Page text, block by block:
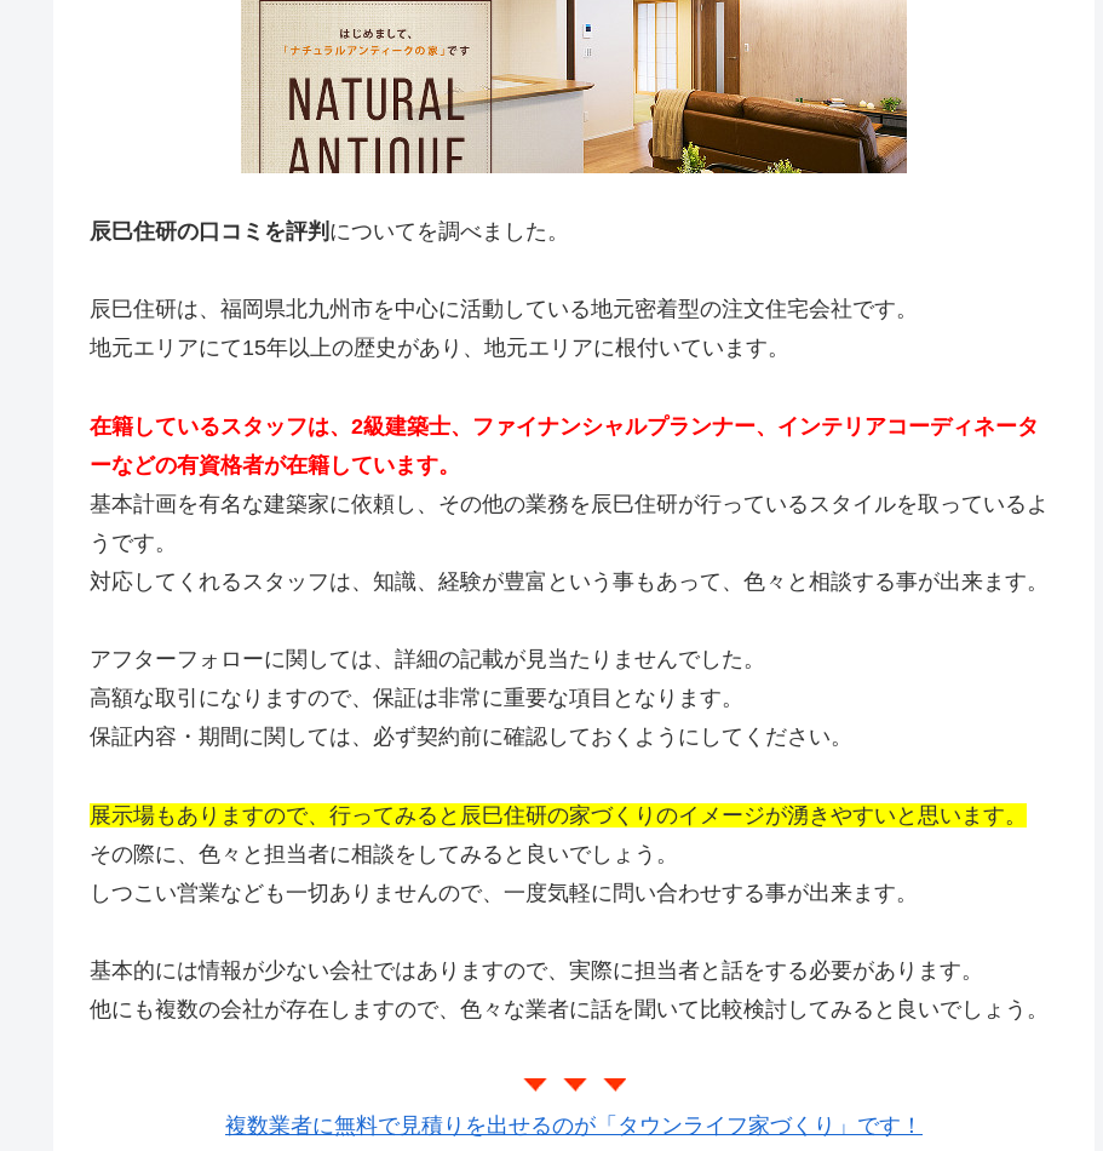
辰巳住研の口コミを評判 についてを調べました。
辰巳住研は、福岡県北九州市を中心に活動している地元密着型の注文住宅会社です。
地元エリアにて15年以上の歴史があり、地元エリアに根付いています。
在籍しているスタッフは、2級建築士、ファイナンシャルプランナー、インテリアコーディネータ
ーなどの有資格者が在籍しています。
基本計画を有名な建築家に依頼し、その他の業務を辰巳住研が行っているスタイルを取っているよ
うです。
対応してくれるスタッフは、知識、経験が豊富という事もあって、色々と相談する事が出来ます。
アフターフォローに関しては、詳細の記載が見当たりませんでした。
高額な取引になりますので、保証は非常に重要な項目となります。
保証内容・期間に関しては、必ず契約前に確認しておくようにしてください。
展示場もありますので、行ってみると辰巳住研の家づくりのイメージが湧きやすいと思います。
その際に、色々と担当者に相談をしてみると良いでしょう。
しつこい営業なども一切ありませんので、一度気軽に問い合わせする事が出来ます。
基本的には情報が少ない会社ではありますので、実際に担当者と話をする必要があります。
他にも複数の会社が存在しますので、色々な業者に話を聞いて比較検討してみると良いでしょう。
複数業者に無料で見積りを出せるのが「タウンライフ家づくり」です！